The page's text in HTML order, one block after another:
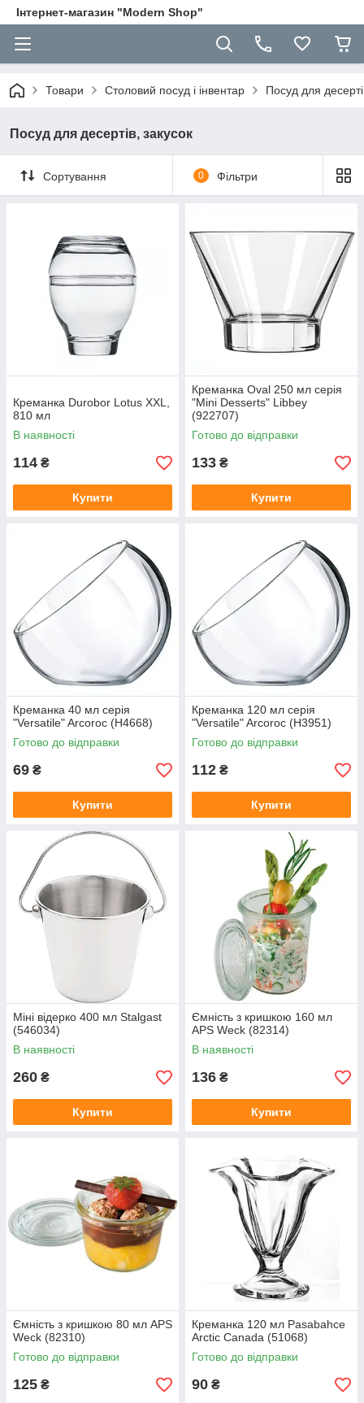
Інтернет-магазин "Modern Shop"
Товари Столовий посуд і інвентар Посуд для
Посуд для десертів, закусок
Сортування 0 Фільтри
Креманка Durobor Lotus XXL,
810 мл
В наявності
114 ₴
Купити
Креманка Oval 250 мл серія
"Mini Desserts" Libbey
(922707)
Готово до відправки
133 ₴
Купити
Креманка 40 мл серія
"Versatile" Arcoroc (H4668)
Готово до відправки
69 ₴
Купити
Креманка 120 мл серія
"Versatile" Arcoroc (H3951)
Готово до відправки
112 ₴
Купити
Міні відерко 400 мл Stalgast
(546034)
В наявності
260 ₴
Купити
Ємність з кришкою 160 мл
APS Weck (82314)
В наявності
136 ₴
Купити
Ємність з кришкою 80 мл APS
Weck (82310)
Готово до відправки
125 ₴
Креманка 120 мл Pasabahce
Arctic Canada (51068)
Готово до відправки
90 ₴